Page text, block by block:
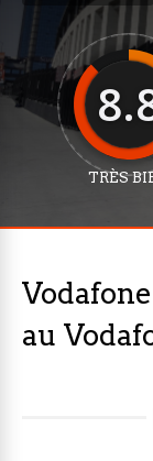
TRÈS
au